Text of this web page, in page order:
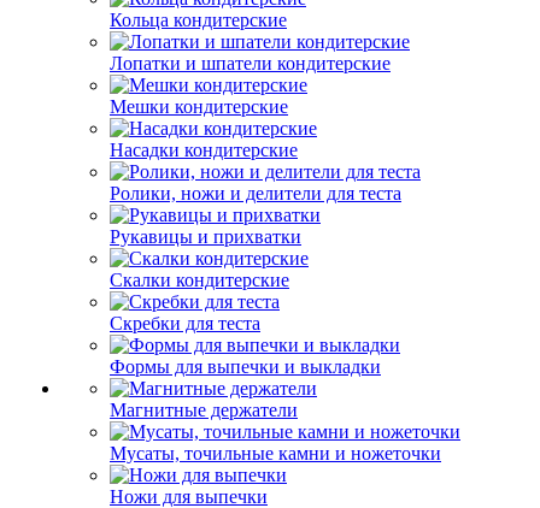
Кольца кондитерские
Лопатки и шпатели кондитерские
Мешки кондитерские
Насадки кондитерские
Ролики, ножи и делители для теста
Рукавицы и прихватки
Скалки кондитерские
Скребки для теста
Формы для выпечки и выкладки
Магнитные держатели
Мусаты, точильные камни и ножеточки
Ножи для выпечки